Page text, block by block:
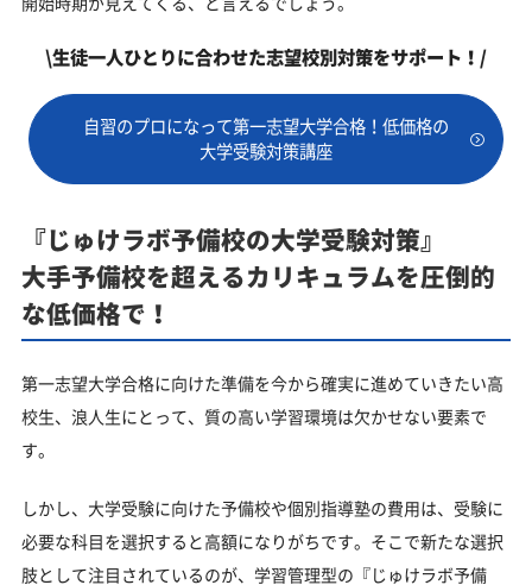
\生徒一人ひとりに合わせた志望校別対策をサポート！/
自習のプロになって第一志望大学合格！低価格の
大学受験対策講座
『じゅけラボ予備校の大学受験対策』
大手予備校を超えるカリキュラムを圧倒的
な低価格で！
第一志望大学合格に向けた準備を今から確実に進めていきたい高
校生、浪人生にとって、質の高い学習環境は欠かせない要素で
す。
しかし、大学受験に向けた予備校や個別指導塾の費用は、受験に
必要な科目を選択すると高額になりがちです。そこで新たな選択
肢として注目されているのが、学習管理型の『じゅけラボ予備